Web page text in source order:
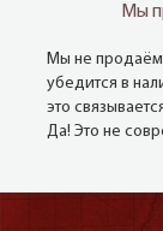
Мы
Мы не
убедится в
это
Да! Это не